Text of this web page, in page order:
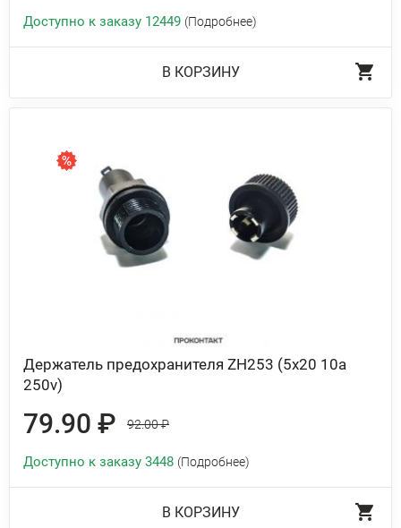
Доступно к заказу 12449 (Подробнее)
В КОРЗИНУ
Держатель предохранителя ZH253 (5x20 10a
250v)
79.90 ₽ 92.00 ₽
Доступно к заказу 3448 (Подробнее)
В КОРЗИНУ